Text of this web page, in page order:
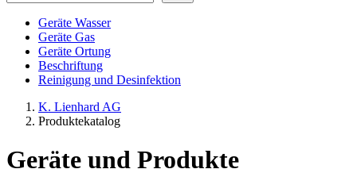
Geräte Wasser
Geräte Gas
Geräte Ortung
Beschriftung
Reinigung und Desinfektion
K. Lienhard AG
Produktekatalog
Geräte und Produkte